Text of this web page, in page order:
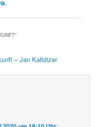
.
“
– Jan Kalbitzer